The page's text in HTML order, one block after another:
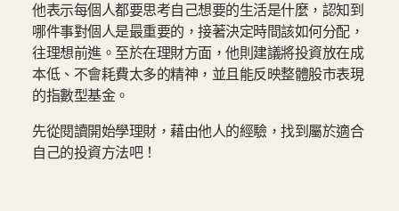
他表示每個人都要思考自己想要的生活是什麼，認知到
哪件事對個人是最重要的，接著決定時間該如何分配，
往理想前進。至於在理財方面，他則建議將投資放在成
本低、不會耗費太多的精神，並且能反映整體股市表現
的指數型基金。
先從閱讀開始學理財，藉由他人的經驗，找到屬於適合
自己的投資方法吧！